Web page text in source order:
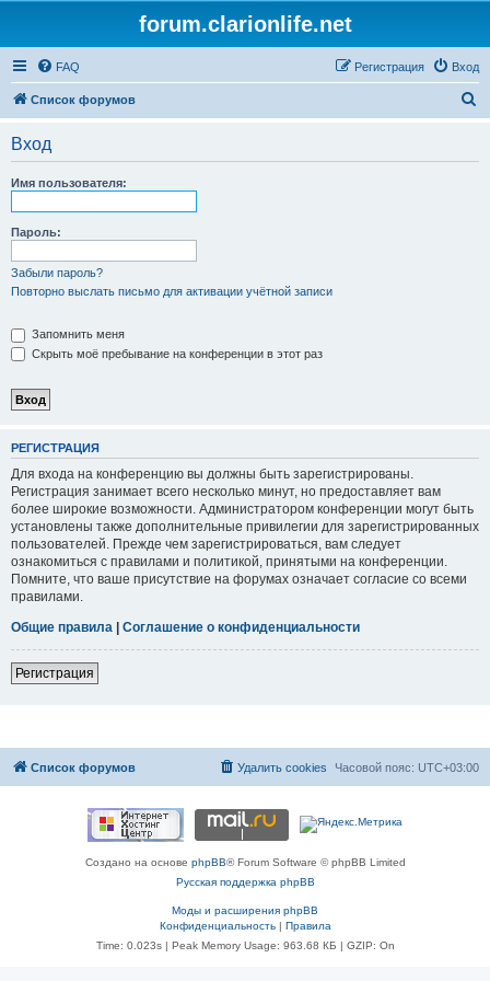
forum.clarionlife.net
FAQ Вход
Регистрация
Список форумов
Вход
Имя пользователя:
Пароль:
Забыли пароль?
Повторно выслать письмо для активации учётной записи
Запомнить меня
Скрыть моё пребывание на конференции в этот раз
РЕГИСТРАЦИЯ
Для входа на конференцию вы должны быть зарегистрированы.
Регистрация занимает всего несколько минут, но предоставляет вам
более широкие возможности. Администратором конференции могут быть
установлены также дополнительные привилегии для зарегистрированных
пользователей. Прежде чем зарегистрироваться, вам следует
ознакомиться с правилами и политикой, принятыми на конференции.
Помните, что ваше присутствие на форумах означает согласие со всеми
правилами.
Общие правила | Соглашение о конфиденциальности
Регистрация
Список форумов Часовой пояс: UTC+03:00
Удалить cookies
Создано на основе phpBB® Forum Software © phpBB Limited
Русская поддержка phpBB
Моды и расширения phpBB
Конфиденциальность| Правила
Time: 0.023s| Peak Memory Usage: 963.68 КБ | GZIP: On